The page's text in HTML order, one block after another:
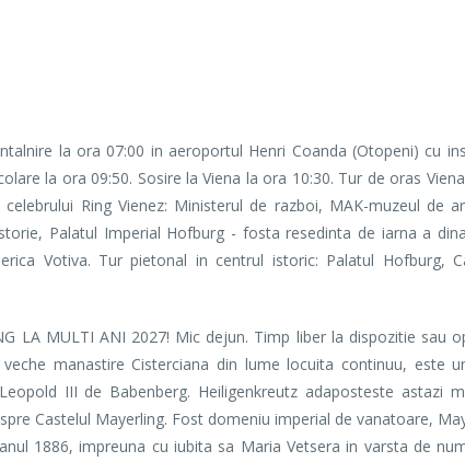
la ora 07:00 in aeroportul Henri Coanda (Otopeni) cu
la ora 09:50. Sosire la Viena la ora 10:30. Tur de oras
Ring Vienez: Ministerul de razboi, MAK-muzeul de
Palatul Imperial Hofburg - fosta resedinta de iarna a
Votiva. Tur pietonal in centrul istoric: Palatul Hofburg,
LA MULTI ANI 2027! Mic dejun. Timp liber la dispozitie sau
manastire Cisterciana din lume locuita continuu, este
III de Babenberg. Heiligenkreutz adaposteste astazi
Castelul Mayerling. Fost domeniu imperial de vanatoare,
1886, impreuna cu iubita sa Maria Vetsera in varsta de